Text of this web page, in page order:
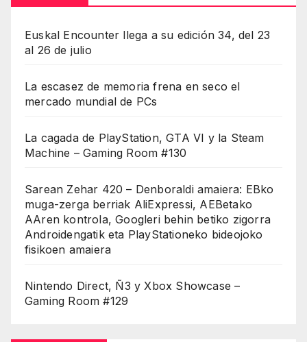
Euskal Encounter llega a su edición 34, del 23
al 26 de julio
La escasez de memoria frena en seco el
mercado mundial de PCs
La cagada de PlayStation, GTA VI y la Steam
Machine – Gaming Room #130
Sarean Zehar 420 – Denboraldi amaiera: EBko
muga-zerga berriak AliExpressi, AEBetako
AAren kontrola, Googleri behin betiko zigorra
Androidengatik eta PlayStationeko bideojoko
fisikoen amaiera
Nintendo Direct, Ñ3 y Xbox Showcase –
Gaming Room #129